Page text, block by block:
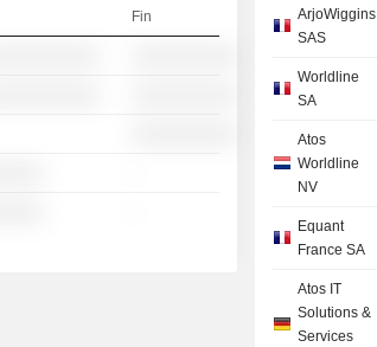
Fin
ArjoWiggins
SAS
Worldline
SA
Atos
Worldline
NV
Equant
France SA
Atos IT
Solutions &
Services